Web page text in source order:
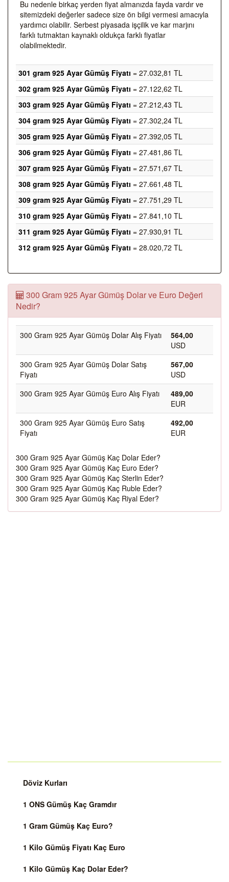
Bu nedenle birkaç yerden fiyat almanızda fayda vardır ve
sitemizdeki değerler sadece size ön bilgi vermesi amacıyla
yardımcı olabilir. Serbest piyasada işçilik ve kar marjını
farklı tutmaktan kaynaklı oldukça farklı fiyatlar
olabilmektedir.
301 gram 925 Ayar Gümüş Fiyatı = 27.032,81 TL
302 gram 925 Ayar Gümüş Fiyatı = 27.122,62 TL
303 gram 925 Ayar Gümüş Fiyatı = 27.212,43 TL
304 gram 925 Ayar Gümüş Fiyatı = 27.302,24 TL
305 gram 925 Ayar Gümüş Fiyatı = 27.392,05 TL
306 gram 925 Ayar Gümüş Fiyatı = 27.481,86 TL
307 gram 925 Ayar Gümüş Fiyatı = 27.571,67 TL
308 gram 925 Ayar Gümüş Fiyatı = 27.661,48 TL
309 gram 925 Ayar Gümüş Fiyatı = 27.751,29 TL
310 gram 925 Ayar Gümüş Fiyatı = 27.841,10 TL
311 gram 925 Ayar Gümüş Fiyatı = 27.930,91 TL
312 gram 925 Ayar Gümüş Fiyatı = 28.020,72 TL
300 Gram 925 Ayar Gümüş Dolar ve Euro Değeri
Nedir?
300 Gram 925 Ayar Gümüş Dolar Alış Fiyatı
564,00
USD
300 Gram 925 Ayar Gümüş Dolar Satış
Fiyatı
567,00
USD
300 Gram 925 Ayar Gümüş Euro Alış Fiyatı
489,00
EUR
300 Gram 925 Ayar Gümüş Euro Satış
Fiyatı
492,00
EUR
300 Gram 925 Ayar Gümüş Kaç Dolar Eder?
300 Gram 925 Ayar Gümüş Kaç Euro Eder?
300 Gram 925 Ayar Gümüş Kaç Sterlin Eder?
300 Gram 925 Ayar Gümüş Kaç Ruble Eder?
300 Gram 925 Ayar Gümüş Kaç Riyal Eder?
Döviz Kurları
1 ONS Gümüş Kaç Gramdır
1 Gram Gümüş Kaç Euro?
1 Kilo Gümüş Fiyatı Kaç Euro
1 Kilo Gümüş Kaç Dolar Eder?